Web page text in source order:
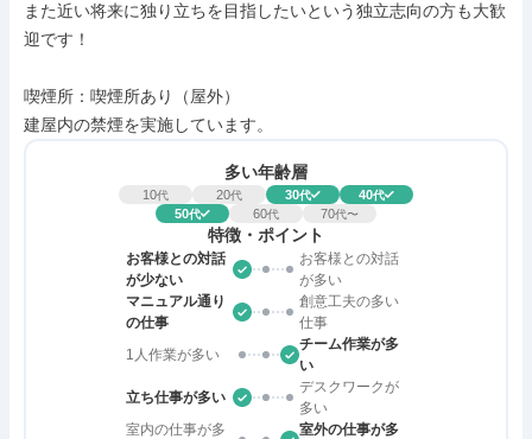
また近い将来に独り立ちを目指したいという独立志向の方も大歓
迎です！
喫煙所：喫煙所あり（屋外）
建屋内の禁煙を実施しています。
多い年齢層
10代 20代 30代 40代
50代 60代 70代〜
特徴・ポイント
お客様との対話
が少ない
お客様との対話
が多い
マニュアル通り
の仕事
創意工夫の多い
仕事
1人作業が多い
チーム作業が多
い
立ち仕事が多い
デスクワークが
多い
室内の仕事が多
室外の仕事が多